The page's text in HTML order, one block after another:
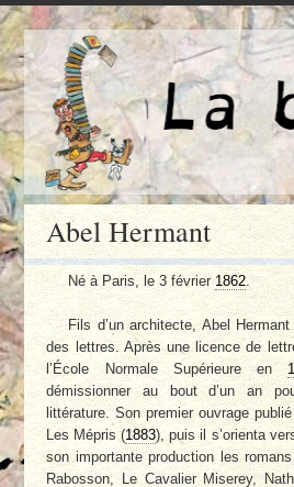
Abel Hermant
Né à Paris, le 3 février1862.
Fils d’un architecte, Abel
des lettres. Après une licence de
l’École Normale Supérieure en
démissionner au bout d’un an
littérature. Son premier ouvrage
Les Mépris (1883), puis il s’orienta
son importante production les
Rabosson, Le Cavalier Miserey,